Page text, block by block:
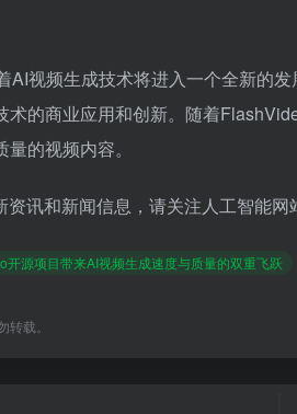
AI视频生成技术将进入一个全新的
术的商业应用和创新。随着
的视频内容。
讯和新闻信息，请关注人工智能网
开源项目带来AI视频生成速度与质量的双重飞跃
载。